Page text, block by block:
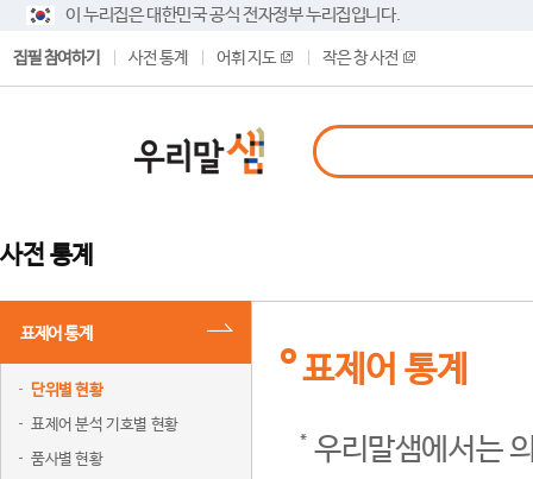
이 누리집은 대한민국 공식 전자정부 누리집입니다.
집필 참여하기 사전 통계 어휘 지도 작은 창 사전
사전 통계
표제어 통계
단위별 현황
표제어 분석 기호별 현황
품사별 현황
표제어 통계
우리말샘에서는